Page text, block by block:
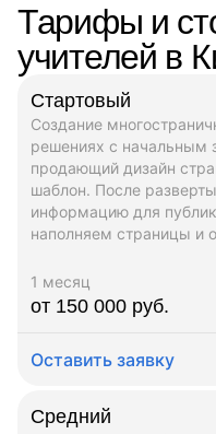
Тарифы и
учителей в
Стартовый
Создание
решениях с начальным
продающий дизайн
шаблон. После
информацию для
наполняем страницы и
1 месяц
от 150 000 руб.
Оставить заявку
Средний